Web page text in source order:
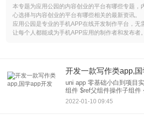
本专题为应用公园的内容创业的平台有哪些专题，
心选择与内容创业的平台有哪些相关的最新资讯。
应用公园是专业的手机APP在线开发制作平台，无
让每个人都能成为手机APP应用的制作者和发布者。
开发一款写作类app,
uni app 零基础小白到项目实战 $将子组件发送到父
组件 $ref父组件操作子组件 公共模板 uni-app全局变
2022-01-10 09:45